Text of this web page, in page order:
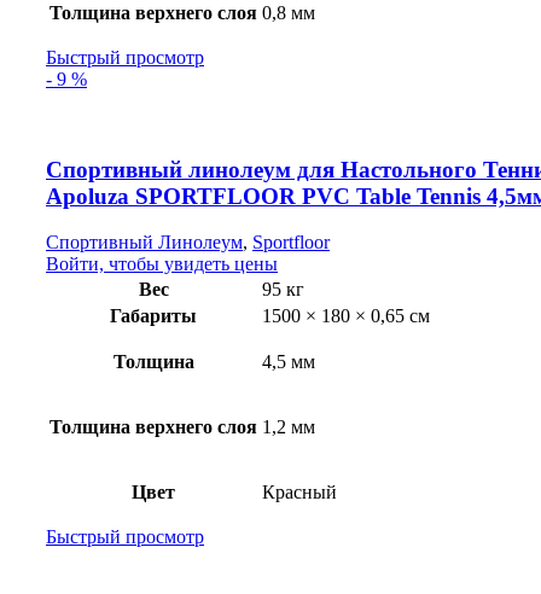
Толщина верхнего слоя 0,8 мм
Быстрый просмотр
- 9 %
Спортивный линолеум для Настольного
Apoluza SPORTFLOOR PVC Table Tennis
Спортивный Линолеум, Sportfloor
Войти, чтобы увидеть цены
Вес
95 кг
Габариты
1500 × 180 × 0,65 см
Толщина 4,5 мм
Толщина верхнего слоя 1,2 мм
Цвет Красный
Быстрый просмотр